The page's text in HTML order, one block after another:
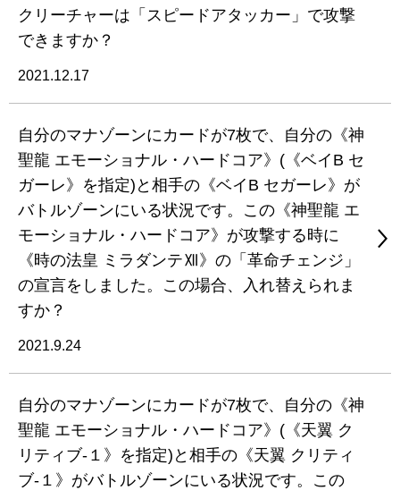
クリーチャーは「スピードアタッカー」で攻撃
できますか？
2021.12.17
自分のマナゾーンにカードが7枚で、自分の《神
聖龍 エモーショナル・ハードコア》(《ベイB セ
ガーレ》を指定)と相手の《ベイB セガーレ》が
バトルゾーンにいる状況です。この《神聖龍 エ
モーショナル・ハードコア》が攻撃する時に
《時の法皇 ミラダンテⅫ》の「革命チェンジ」
の宣言をしました。この場合、入れ替えられま
すか？
2021.9.24
自分のマナゾーンにカードが7枚で、自分の《神
聖龍 エモーショナル・ハードコア》(《天翼 ク
リティブ-１》を指定)と相手の《天翼 クリティ
ブ-１》がバトルゾーンにいる状況です。この